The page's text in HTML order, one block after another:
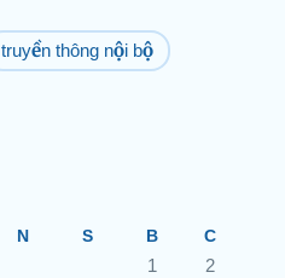
truyền thông nội bộ
N S B C
1
2